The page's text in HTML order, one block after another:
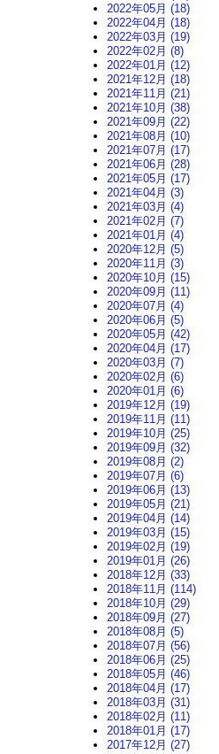
2022年05月 (18)
2022年04月 (18)
2022年03月 (19)
2022年02月 (8)
2022年01月 (12)
2021年12月 (18)
2021年11月 (21)
2021年10月 (38)
2021年09月 (22)
2021年08月 (10)
2021年07月 (17)
2021年06月 (28)
2021年05月 (17)
2021年04月 (3)
2021年03月 (4)
2021年02月 (7)
2021年01月 (4)
2020年12月 (5)
2020年11月 (3)
2020年10月 (15)
2020年09月 (11)
2020年07月 (4)
2020年06月 (5)
2020年05月 (42)
2020年04月 (17)
2020年03月 (7)
2020年02月 (6)
2020年01月 (6)
2019年12月 (19)
2019年11月 (11)
2019年10月 (25)
2019年09月 (32)
2019年08月 (2)
2019年07月 (6)
2019年06月 (13)
2019年05月 (21)
2019年04月 (14)
2019年03月 (15)
2019年02月 (19)
2019年01月 (26)
2018年12月 (33)
2018年11月 (114)
2018年10月 (29)
2018年09月 (27)
2018年08月 (5)
2018年07月 (56)
2018年06月 (25)
2018年05月 (46)
2018年04月 (17)
2018年03月 (31)
2018年02月 (11)
2018年01月 (17)
2017年12月 (27)